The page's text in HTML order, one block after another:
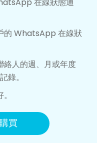
的 WhatsApp 在線狀
絡人的週、月或年度
錄。
買